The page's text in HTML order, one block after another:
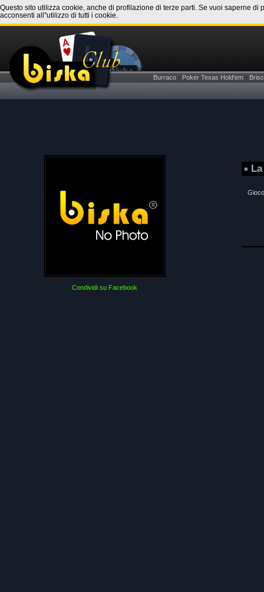
Questo sito utilizza cookie, anche di profilazione di terze parti. Se vuoi saperne
acconsenti all''utilizzo di tutti i cookie.
Burraco - Poker Texas Hold'em -
Condividi su Facebook